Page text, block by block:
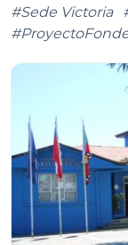
#Sede Victoria